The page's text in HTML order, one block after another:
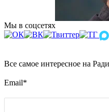
Мы в соцсетях
Все самое интересное на
Email*